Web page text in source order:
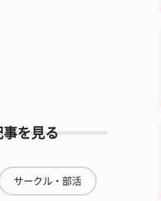
事を見る
サークル・部活